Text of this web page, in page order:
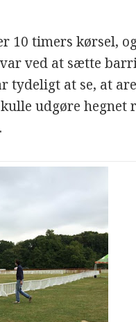
10 timers kørsel,
ved at sætte
tydeligt at se, at
udgøre hegnet